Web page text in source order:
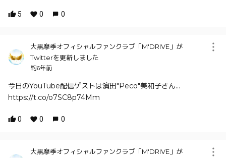
5 0 0
大黒摩季オフィシャルファンクラブ「M'DRIVE」が
Twitterを更新しました
約6年前
今日のYouTube配信ゲストは濱田"Peco"美和子さん…
https://t.co/o7SC8p74Mm
0 0 0
大黒摩季オフィシャルファンクラブ「M'DRIVE」が